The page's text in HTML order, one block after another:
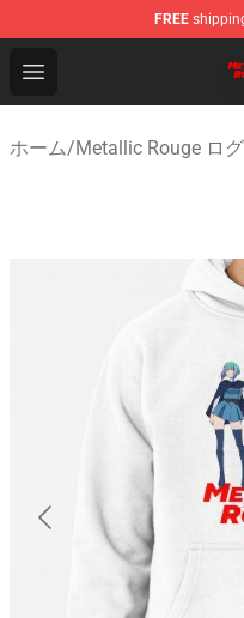
FREE
Open menu
Metallic Rouge
ホーム/Metallic Rouge ロ